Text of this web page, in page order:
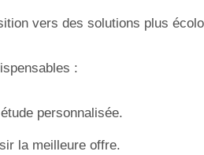
vers des solutions plus
:
personnalisée.
la meilleure offre.